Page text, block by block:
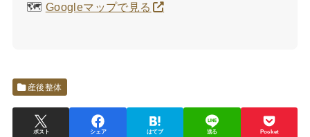
🗺️ Googleマップで見る
産後整体
ポスト シェア はてブ 送る Pocket